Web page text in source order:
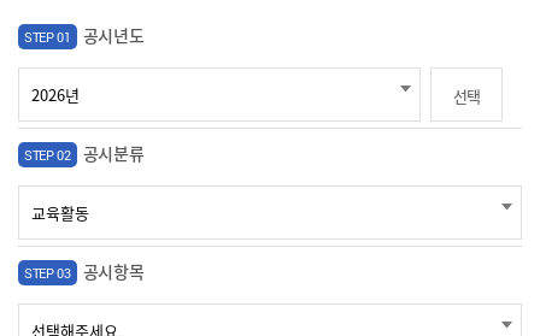
STEP 01 공시년도
선택
STEP 02 공시분류
STEP 03 공시항목